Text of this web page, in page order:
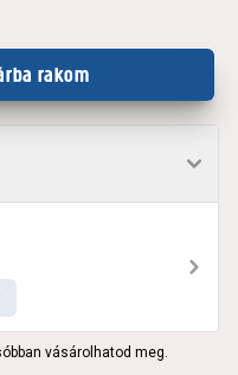
rakom
vásárolhatod meg.